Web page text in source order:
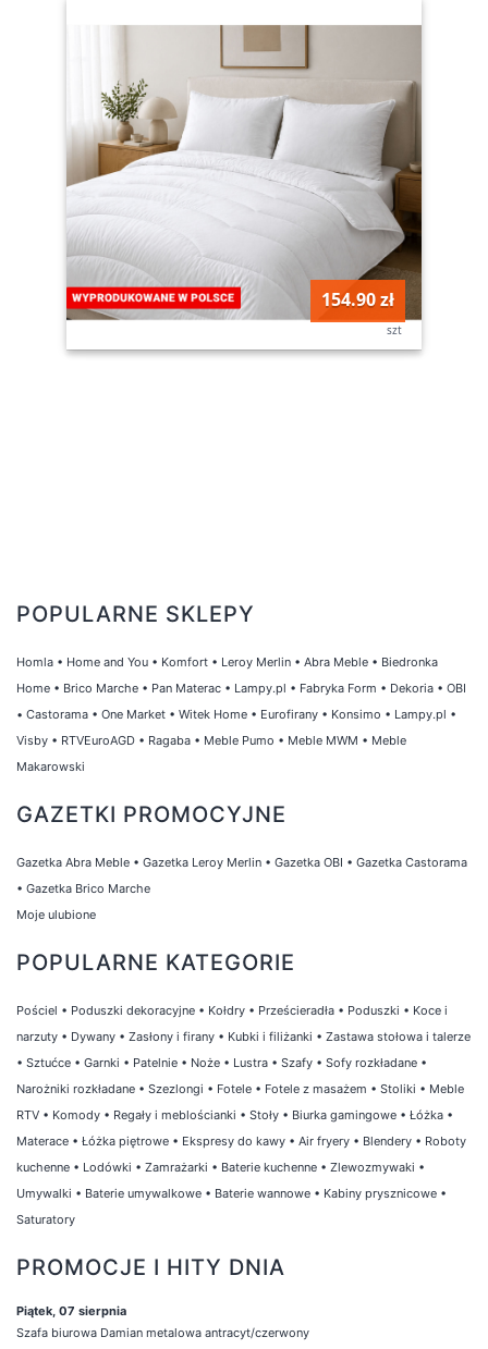
154.90 zł
szt
POPULARNE SKLEPY
Homla • Home and You • Komfort • Leroy Merlin • Abra Meble • Biedronka
Home • Brico Marche • Pan Materac • Lampy.pl • Fabryka Form • Dekoria • OBI
• Castorama • One Market • Witek Home • Eurofirany • Konsimo • Lampy.pl •
Visby • RTVEuroAGD • Ragaba • Meble Pumo • Meble MWM • Meble
Makarowski
GAZETKI PROMOCYJNE
Gazetka Abra Meble • Gazetka Leroy Merlin • Gazetka OBI • Gazetka Castorama
• Gazetka Brico Marche
Moje ulubione
POPULARNE KATEGORIE
Pościel • Poduszki dekoracyjne • Kołdry • Prześcieradła • Poduszki • Koce i
narzuty • Dywany • Zasłony i firany • Kubki i filiżanki • Zastawa stołowa i talerze
• Sztućce • Garnki • Patelnie • Noże • Lustra • Szafy • Sofy rozkładane •
Narożniki rozkładane • Szezlongi • Fotele • Fotele z masażem • Stoliki • Meble
RTV • Komody • Regały i meblościanki • Stoły • Biurka gamingowe • Łóżka •
Materace • Łóżka piętrowe • Ekspresy do kawy • Air fryery • Blendery • Roboty
kuchenne • Lodówki • Zamrażarki • Baterie kuchenne • Zlewozmywaki •
Umywalki • Baterie umywalkowe • Baterie wannowe • Kabiny prysznicowe •
Saturatory
PROMOCJE I HITY DNIA
Piątek, 07 sierpnia
Szafa biurowa Damian metalowa antracyt/czerwony